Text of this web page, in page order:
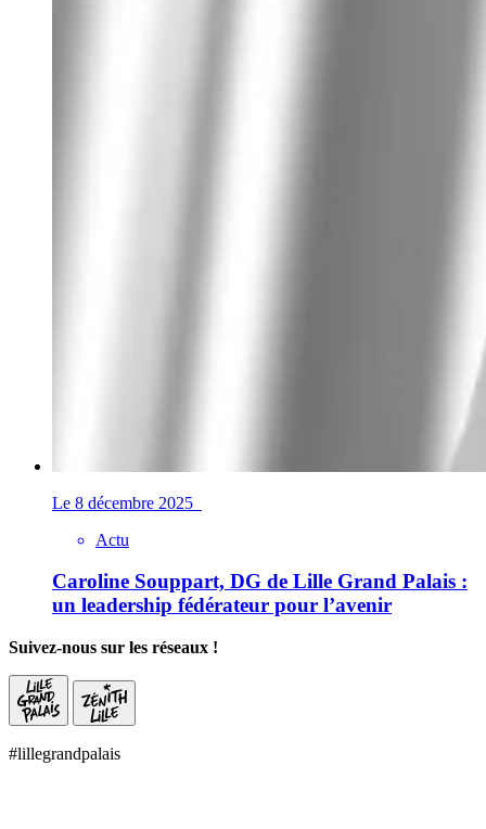
Le 8 décembre 2025
Actu
Caroline Souppart, DG de Lille Grand Palais :
un leadership fédérateur pour l’avenir
Suivez-nous sur les réseaux !
#lillegrandpalais